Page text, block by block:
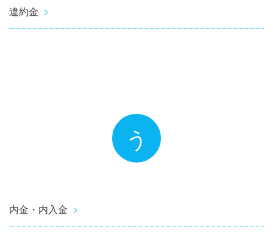
違約金
う
内金・内入金